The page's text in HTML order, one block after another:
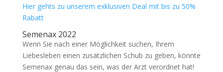
Hier gehts zu unserem exklusiven Deal mit bis zu 50%
Rabatt
Semenax 2022
Wenn Sie nach einer Möglichkeit suchen, Ihrem
Liebesleben einen zusätzlichen Schub zu geben, könnte
Semenax genau das sein, was der Arzt verordnet hat!